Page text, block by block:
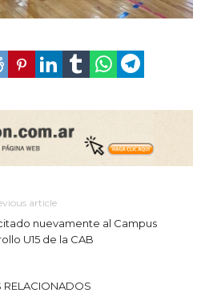
article
nuevamente al Campus
U15 de la CAB
RELACIONADOS